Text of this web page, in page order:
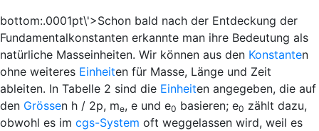
bottom:.0001pt\'>Schon bald nach der Entdeckung der
Fundamentalkonstanten erkannte man ihre Bedeutung als
natürliche Masseinheiten. Wir können aus den Konstanten
ohne weiteres Einheiten für Masse, Länge und Zeit
ableiten. In Tabelle 2 sind die Einheiten angegeben, die auf
den Grössen h / 2p, me, e und e0 basieren; e0 zählt dazu,
obwohl es im cgs-System oft weggelassen wird, weil es